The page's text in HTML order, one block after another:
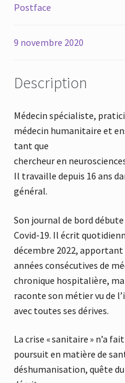
Postface
9 novembre 2020
Description
Médecin spécialiste,
médecin humanitaire et
tant que
chercheur en
Il travaille depuis 16 ans
général.
Son journal de bord
Covid-19. Il écrit
décembre 2022,
années consécutives de
chronique hospitalière,
raconte son métier vu de
avec toutes ses dérives.
La crise « sanitaire » n’a
poursuit en matière de
déshumanisation, quête